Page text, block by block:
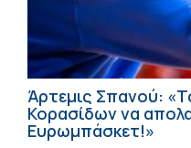
Άρτεμις Σπανού:
Κορασίδων να
Ευρωμπάσκετ!»